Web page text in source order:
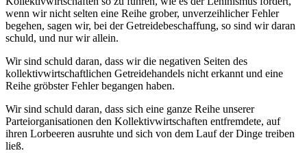
wenn wir nicht selten eine Reihe grober, unverzeihlicher Fehler
begehen, sagen wir, bei der Getreidebeschaffung, so sind wir daran
schuld, und nur wir allein.
Wir sind schuld daran, dass wir die negativen Seiten des
kollektivwirtschaftlichen Getreidehandels nicht erkannt und eine
Reihe gröbster Fehler begangen haben.
Wir sind schuld daran, dass sich eine ganze Reihe unserer
Parteiorganisationen den Kollektivwirtschaften entfremdete, auf
ihren Lorbeeren ausruhte und sich von dem Lauf der Dinge treiben
ließ.